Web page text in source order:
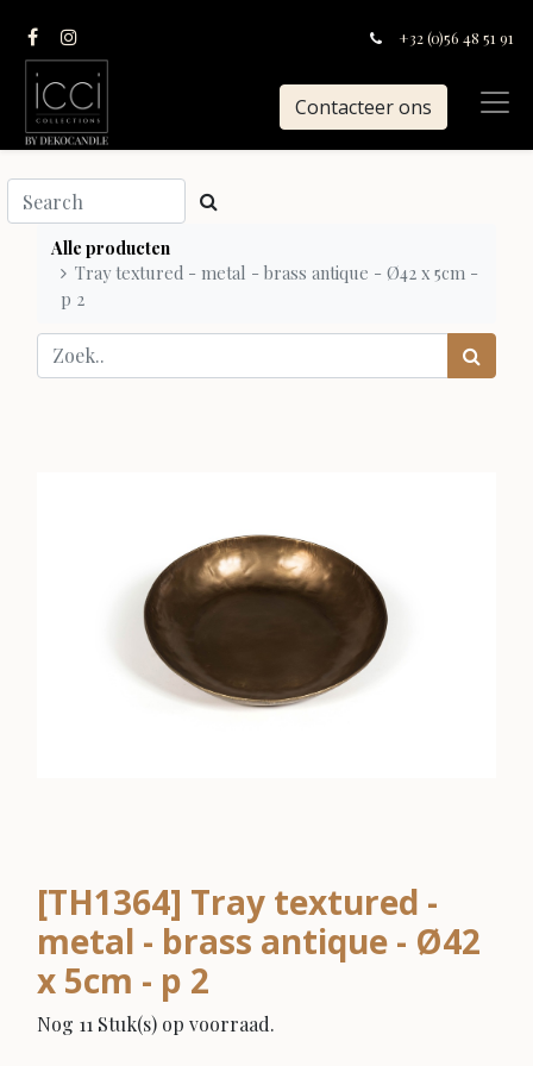
+32 (0)56 48 51 91
Contacteer ons
Alle producten
Tray textured - metal - brass antique - Ø42 x 5cm -
p 2
[TH1364] Tray textured -
metal - brass antique - Ø42
x 5cm - p 2
Nog 11 Stuk(s) op voorraad.